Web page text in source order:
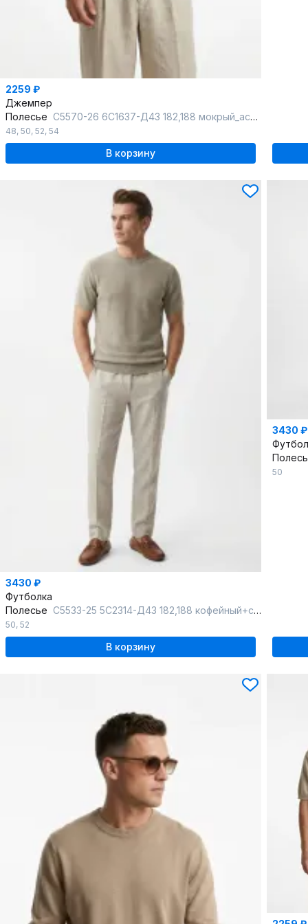
2259 ₽
Джемпер
Полесье С5570-26 6С1637-Д43 182,188 мокрый_асфальт
48, 50, 52, 54
В корзину
3430 ₽
Футболка
Полесье С5533-25 5С2314-Д43 182,188 кофейный+суровый
50, 52
В корзину
3430 ₽
50